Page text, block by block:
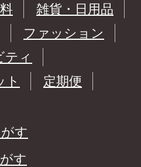
雑貨・日用品
ファッション
ティ
ト
定期便
す
す